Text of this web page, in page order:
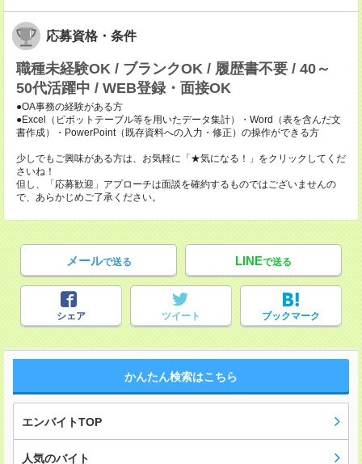
応募資格・条件
職種未経験OK / ブランクOK / 履歴書不要 / 40～
50代活躍中 / WEB登録・面接OK
●OA事務の経験がある方
●Excel（ピボットテーブル等を用いたデータ集計）・Word（表を含んだ文
書作成）・PowerPoint（既存資料への入力・修正）の操作ができる方
少しでもご興味がある方は、お気軽に「★気になる！」をクリックしてくだ
さいね！
但し、「応募歓迎」アプローチは面談を確約するものではございませんの
で、あらかじめご了承ください。
メールで送る LINEで送る
シェア ツイート ブックマーク
かんたん検索はこちら
エンバイトTOP
人気のバイト